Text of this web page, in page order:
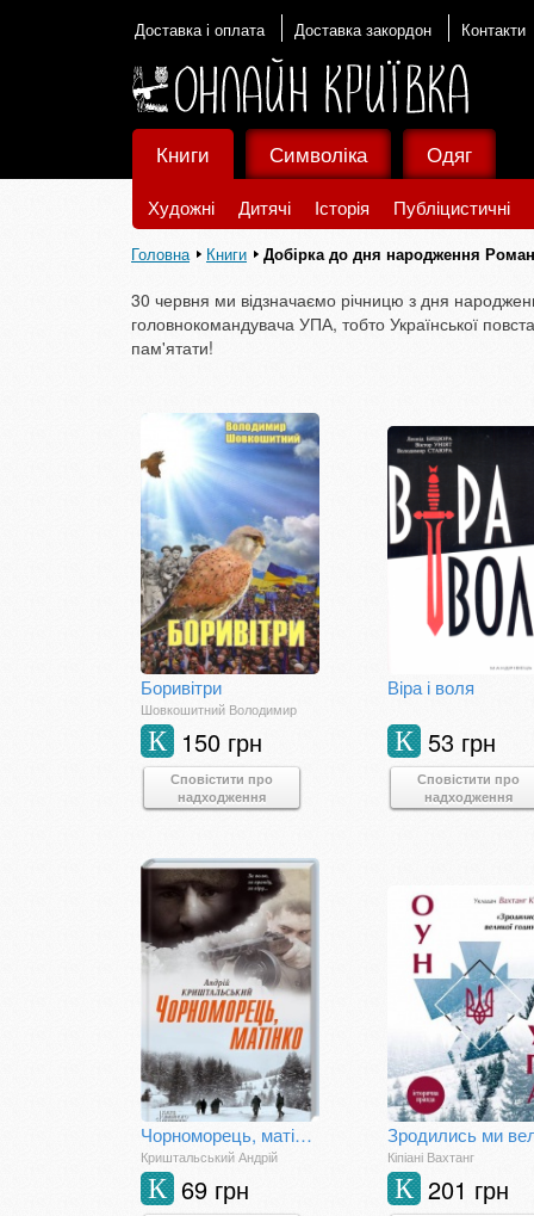
Доставка і оплата Доставка закордон Контакти
Книги
Художні Дитячі Історія Публіцистичні
Символіка Одяг
Головна Книги Добірка до дня народження
30 червня ми відзначаємо річницю з дня
головнокомандувача УПА, тобто Української
пам'ятати!
Боривітри
Шовкошитний Володимир
150 грн
К
Сповістити про
надходження
Віра і воля
53 грн
К
Сповістити про
надходження
Чорноморець, матінко
Криштальський Андрій
69 грн
К
Кіпіані Вахтанг
201 грн
К